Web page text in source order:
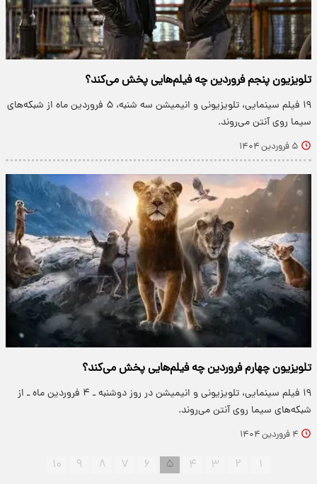
تلویزیون پنجم فروردین چه فیلم‌هایی پخش می‌کند؟
۱۹ فیلم سینمایی، تلویزیونی و انیمیشن سه شنبه، ۵ فروردین ماه از شبکه‌های
سیما روی آنتن می‌روند.
۵ فروردین ۱۴۰۴
تلویزیون چهارم فروردین چه فیلم‌هایی پخش می‌کند؟
۱۹ فیلم سینمایی، تلویزیونی و انیمیشن در روز دوشنبه ـ ۴ فروردین ماه ـ از
شبکه‌های سیما روی آنتن می‌روند.
۴ فروردین ۱۴۰۴
۱ ۲ ۳ ۴ ۵ ۶ ۷ ۸ ۹ ۱۰